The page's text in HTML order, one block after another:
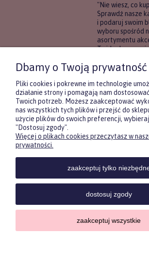
"Nie wiesz, co
Sprawdź nasze
i podaruj swoim
wyboru spośród
asortymentu
To idealne
pewności, co
trafione.
DOWIEDZ
KONTAKT
Sklep internetowy Shoper.pl
Dbamy o Twoją prywatność
Pliki cookies i pokrewne im technologie
działanie strony i pomagają nam
Twoich potrzeb. Możesz zaakceptować
nas wszystkich tych plików i przejść do
użycie plików do swoich preferencji,
"Dostosuj zgody".
Więcej o plikach cookies przeczytasz w
prywatności.
zaakceptuj tylko
dostosuj zgody
zaakceptuj wszystkie
Zasubskrybuj nasz newsletter
i otrzymaj5% rabatu na pierwszy
Twój email